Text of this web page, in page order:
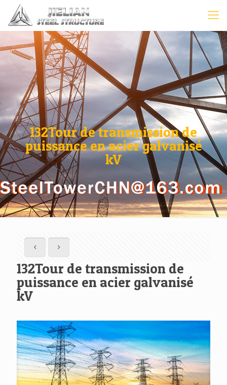
132Tour de transmission de
puissance en acier galvanisé
kV
132Tour de transmission de
puissance en acier galvanisé
kV